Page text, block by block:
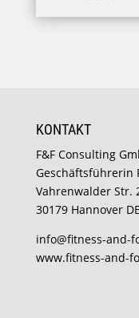
KONTAKT
F&F Consulting
Geschäftsführerin
Vahrenwalder Str.
30179 Hannover DE
info@fitness-and-
www.fitness-and-